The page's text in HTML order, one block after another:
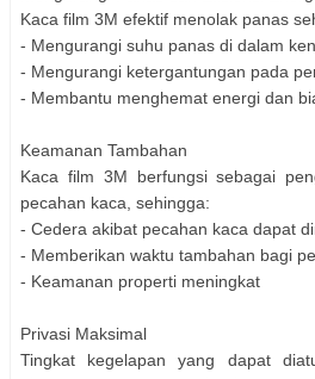
Kaca film 3M efektif menolak panas
- Mengurangi suhu panas di dalam
- Mengurangi ketergantungan pada
- Membantu menghemat energi dan
Keamanan Tambahan
Kaca film 3M berfungsi sebagai
pecahan kaca, sehingga:
- Cedera akibat pecahan kaca dapat
- Memberikan waktu tambahan bagi
- Keamanan properti meningkat
Privasi Maksimal
Tingkat kegelapan yang dapat